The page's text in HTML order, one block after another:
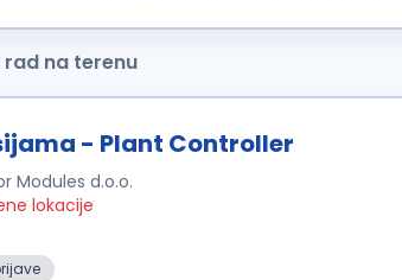
rad na terenu
- Plant Controller
Modules d.o.o.
lokacije